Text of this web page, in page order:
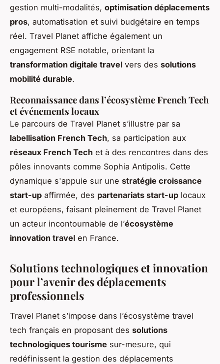
gestion multi-modalités, optimisation déplacements
pros, automatisation et suivi budgétaire en temps
réel. Travel Planet affiche également un
engagement RSE notable, orientant la
transformation digitale travel vers des solutions
mobilité durable.
Reconnaissance dans l’écosystème French Tech
et événements locaux
Le parcours de Travel Planet s’illustre par sa
labellisation French Tech, sa participation aux
réseaux French Tech et à des rencontres dans des
pôles innovants comme Sophia Antipolis. Cette
dynamique s'appuie sur une stratégie croissance
start-up affirmée, des partenariats start-up locaux
et européens, faisant pleinement de Travel Planet
un acteur incontournable de l’écosystème
innovation travel en France.
Solutions technologiques et innovation
pour l’avenir des déplacements
professionnels
Travel Planet s’impose dans l’écosystème travel
tech français en proposant des solutions
technologiques tourisme sur-mesure, qui
redéfinissent la gestion des déplacements